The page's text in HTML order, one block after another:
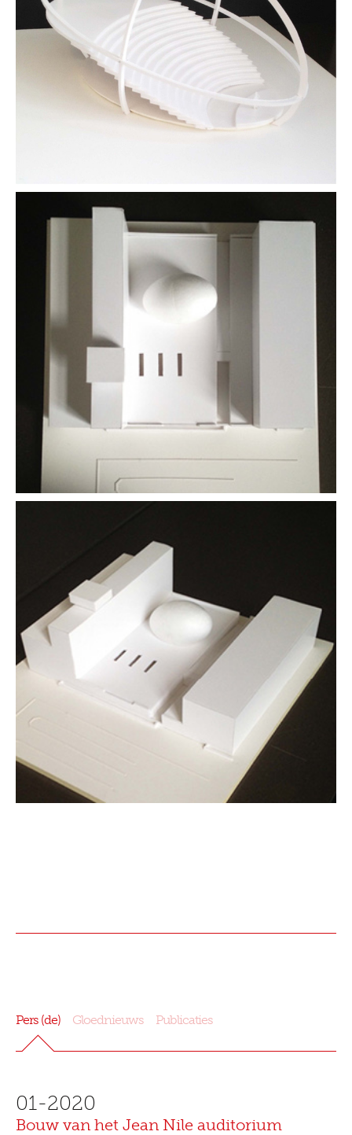
Pers (de) Gloednieuws Publicaties
01-2020
Bouw van het Jean Nile auditorium